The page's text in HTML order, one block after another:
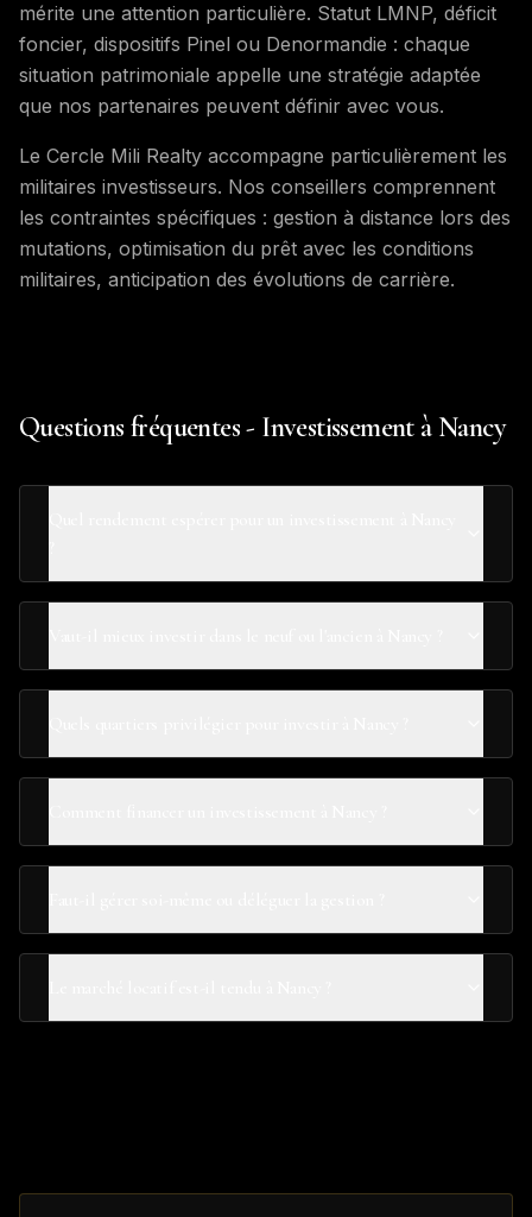
mérite une attention particulière. Statut LMNP, déficit
foncier, dispositifs Pinel ou Denormandie : chaque
situation patrimoniale appelle une stratégie adaptée
que nos partenaires peuvent définir avec vous.
Le Cercle Mili Realty accompagne particulièrement les
militaires investisseurs. Nos conseillers comprennent
les contraintes spécifiques : gestion à distance lors des
mutations, optimisation du prêt avec les conditions
militaires, anticipation des évolutions de carrière.
Questions fréquentes - Investissement à Nancy